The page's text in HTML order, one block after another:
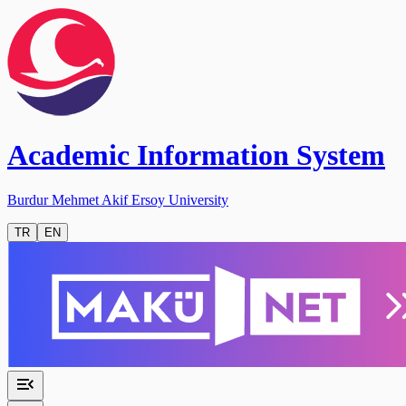
Academic Information System
Burdur Mehmet Akif Ersoy University
TR EN
menu_open